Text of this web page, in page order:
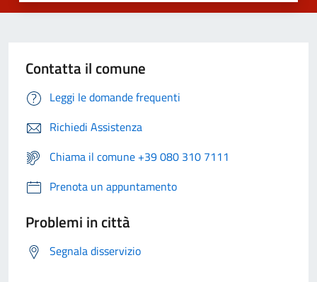
Contatta il comune
Leggi le domande frequenti
Richiedi Assistenza
Chiama il comune +39 080 310 7111
Prenota un appuntamento
Problemi in città
Segnala disservizio